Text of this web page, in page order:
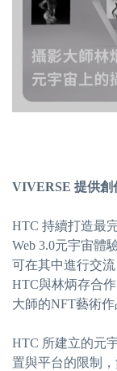
VIVERSE 提供創
HTC 持續打造最
Web 3.0元宇宙體
可在其中進行交
HTC與林炳存合
大師的NFT藝術作
HTC 所建立的元
置與平台的限制